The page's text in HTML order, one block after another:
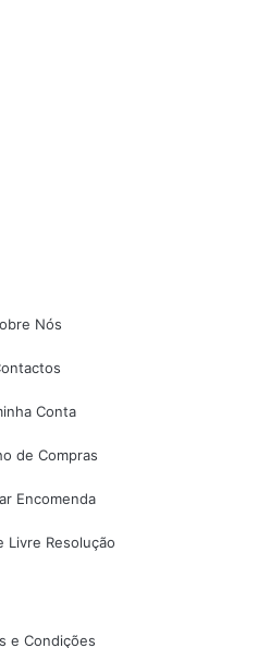
Nós
Conta
de Compras
Encomenda
Livre Resolução
e Condições